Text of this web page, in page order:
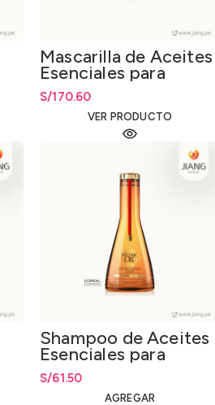
Mascarilla de Aceites
Esenciales para
Cabello Fino o Normal
200ml.
S/170.60
VER PRODUCTO
Shampoo de Aceites
Esenciales para
Cabello Grueso
250ml.
S/61.50
AGREGAR